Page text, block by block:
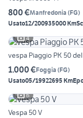
800 €Manfredonia (FG)
Usato12/200935000 Km
4
vespa Piaggio PK 50 del
1.000 €Foggia (FG)
Usato05/19922695 Km
6
Vespa 50 V